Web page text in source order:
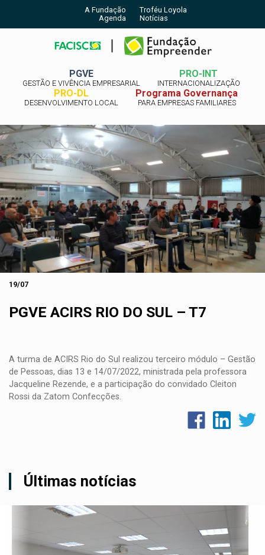
A Fundação
Troféu Loyola
Agenda
Notícias
PGVE
GESTÃO E VIVÊNCIA EMPRESARIAL
PRO-INT
INTERNACIONALIZAÇÃO
PRO-DL
DESENVOLVIMENTO LOCAL
Programa Governança
PARA EMPRESAS FAMILIARES
19/07
PGVE ACIRS RIO DO SUL – T7
A turma de ACIRS Rio do Sul realizou terceiro módulo – Gestão
de Pessoas, dias 13 e 14/07/2022, ministrada pela professora
Jacqueline Rezende, e a participação do convidado Cleiton
Rossi da Zatom Confecções.
Últimas notícias